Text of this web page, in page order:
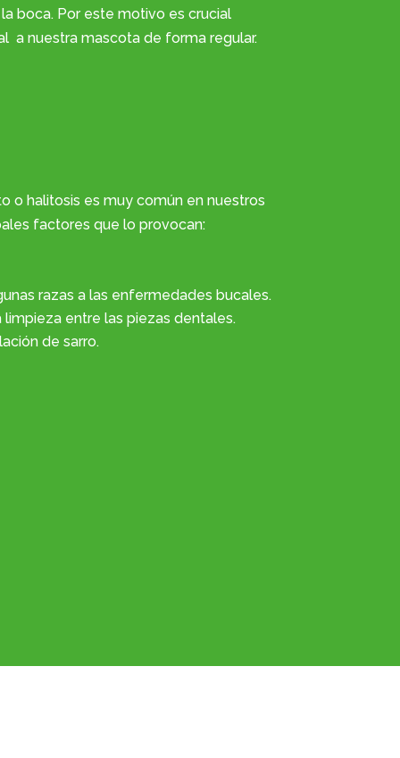
boca. Por este motivo es crucial
a nuestra mascota de forma regular.
o halitosis es muy común en nuestros
factores que lo provocan:
razas a las enfermedades bucales.
entre las piezas dentales.
de sarro.